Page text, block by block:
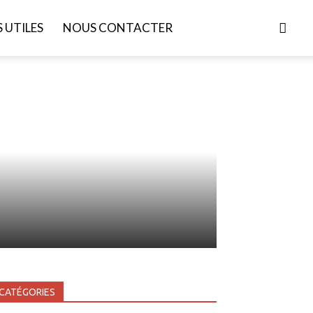
UTILES NOUS CONTACTER